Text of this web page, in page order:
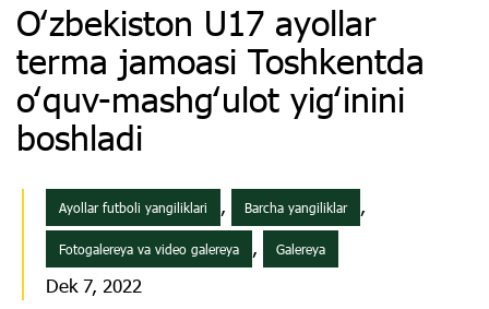
Oʻzbekiston U17 ayollar
terma jamoasi Toshkentda
oʻquv-mashgʻulot yigʻinini
boshladi
Ayollar futboli yangiliklari , Barcha yangiliklar ,
Fotogalereya va video galereya , Galereya
Dek 7, 2022